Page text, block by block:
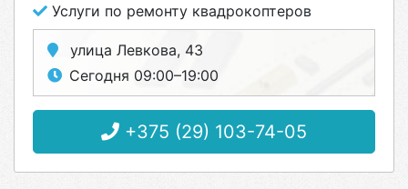
Услуги по ремонту квадрокоптеров
улица Левкова, 43
Сегодня 09:00–19:00
+375 (29) 103-74-05